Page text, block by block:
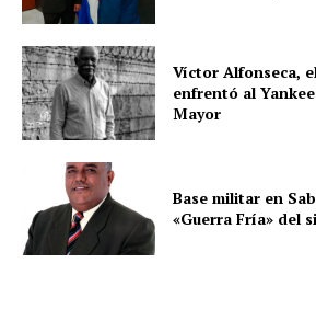
Víctor Alfonseca,
enfrentó al
Mayor
Base militar en
«Guerra Fría» del